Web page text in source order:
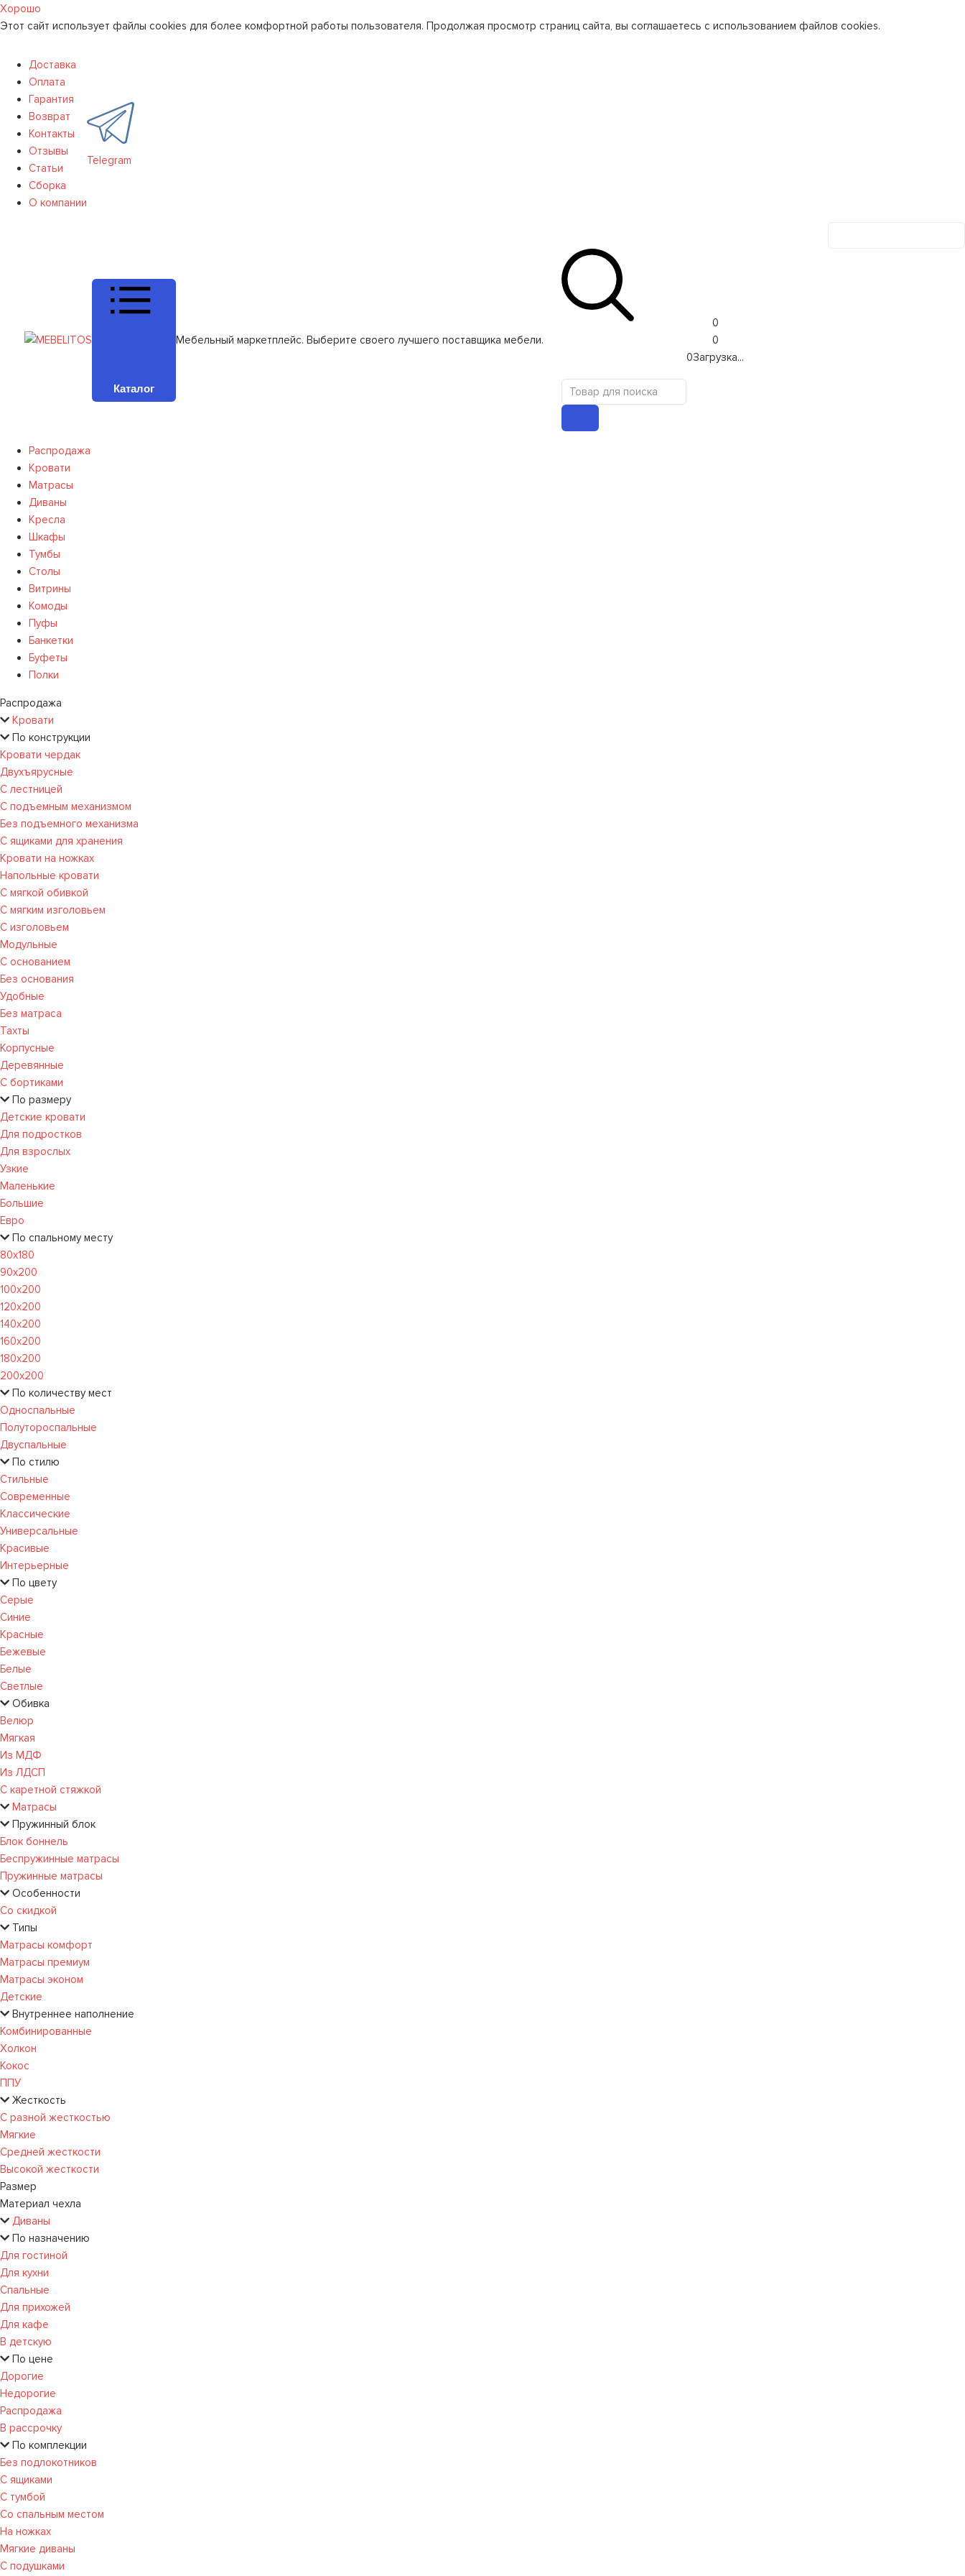
Хорошо
Этот сайт использует файлы cookies для более комфортной работы пользователя. Продолжая просмотр страниц сайта, вы соглашаетесь с использованием файлов cookies.
Доставка
Оплата
Гарантия
Возврат
Контакты
Отзывы
Статьи
Сборка
О компании
Telegram
Каталог
Мебельный маркетплейс. Выберите своего лучшего поставщика мебели.
0
0
0Загрузка...
Распродажа
Кровати
Матрасы
Диваны
Кресла
Шкафы
Тумбы
Столы
Витрины
Комоды
Пуфы
Банкетки
Буфеты
Полки
Распродажа
Кровати
По конструкции
Кровати чердак
Двухъярусные
С лестницей
С подъемным механизмом
Без подъемного механизма
С ящиками для хранения
Кровати на ножках
Напольные кровати
С мягкой обивкой
С мягким изголовьем
С изголовьем
Модульные
С основанием
Без основания
Удобные
Без матраса
Тахты
Корпусные
Деревянные
С бортиками
По размеру
Детские кровати
Для подростков
Для взрослых
Узкие
Маленькие
Большие
Евро
По спальному месту
80х180
90х200
100х200
120x200
140х200
160х200
180х200
200х200
По количеству мест
Односпальные
Полутороспальные
Двуспальные
По стилю
Стильные
Современные
Классические
Универсальные
Красивые
Интерьерные
По цвету
Серые
Синие
Красные
Бежевые
Белые
Светлые
Обивка
Велюр
Мягкая
Из МДФ
Из ЛДСП
С каретной стяжкой
Матрасы
Пружинный блок
Блок боннель
Беспружинные матрасы
Пружинные матрасы
Особенности
Со скидкой
Типы
Матрасы комфорт
Матрасы премиум
Матрасы эконом
Детские
Внутреннее наполнение
Комбинированные
Холкон
Кокос
ППУ
Жесткость
С разной жесткостью
Мягкие
Средней жесткости
Высокой жесткости
Размер
Материал чехла
Диваны
По назначению
Для гостиной
Для кухни
Спальные
Для прихожей
Для кафе
В детскую
По цене
Дорогие
Недорогие
Распродажа
В рассрочку
По комплекции
Без подлокотников
С ящиками
С тумбой
Со спальным местом
На ножках
Мягкие диваны
С подушками